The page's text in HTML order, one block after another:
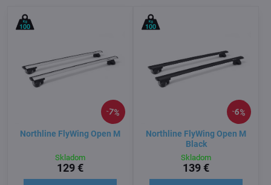
7%
Northline FlyWing Open M
Skladom
129 €
6%
Northline FlyWing Open M
Black
Skladom
139 €